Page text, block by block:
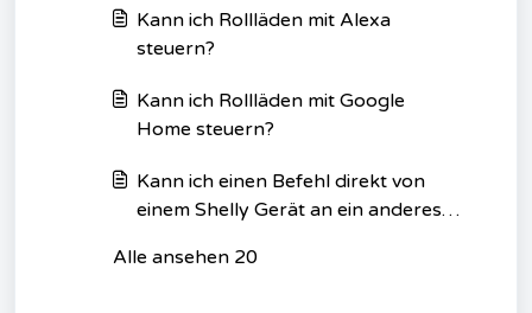
Kann ich Rollläden mit Alexa
steuern?
Kann ich Rollläden mit Google
Home steuern?
Kann ich einen Befehl direkt von
einem Shelly Gerät an ein anderes
Alle ansehen 20